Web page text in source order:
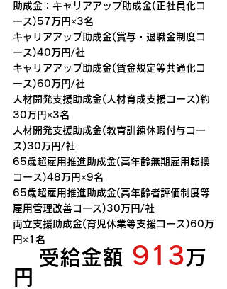
助成金：キャリアアップ助成金(正社員化コ
ース)57万円×3名
キャリアアップ助成金(賞与・退職金制度コ
ース)40万円/社
キャリアアップ助成金(賃金規定等共通化コ
ース)60万円/社
人材開発支援助成金(人材育成支援コース)約
30万円×3名
人材開発支援助成金(教育訓練休暇付与コー
ス)30万円/社
65歳超雇用推進助成金(高年齢無期雇用転換
コース)48万円×9名
65歳超雇用推進助成金(高年齢者評価制度等
雇用管理改善コース)30万円/社
両立支援助成金(育児休業等支援コース)60万
円×1名
受給金額 913万
円